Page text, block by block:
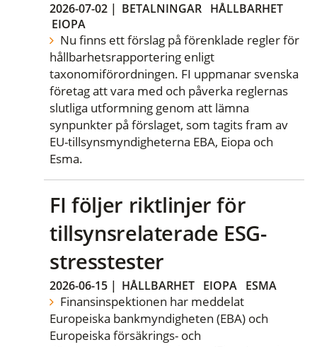
2026-07-02 | BETALNINGAR HÅLLBARHET
EIOPA
Nu finns ett förslag på förenklade regler för
hållbarhetsrapportering enligt
taxonomiförordningen. FI uppmanar svenska
företag att vara med och påverka reglernas
slutliga utformning genom att lämna
synpunkter på förslaget, som tagits fram av
EU-tillsynsmyndigheterna EBA, Eiopa och
Esma.
FI följer riktlinjer för
tillsynsrelaterade ESG-
stresstester
2026-06-15 | HÅLLBARHET EIOPA ESMA
Finansinspektionen har meddelat
Europeiska bankmyndigheten (EBA) och
Europeiska försäkrings- och